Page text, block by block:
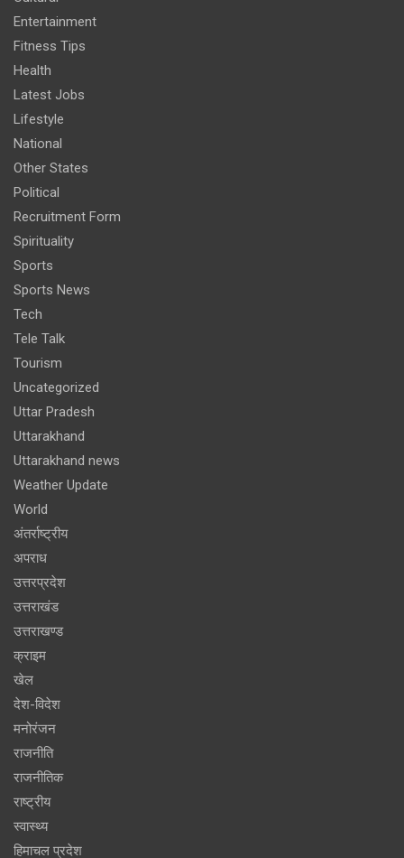
Entertainment
Fitness Tips
Health
Latest Jobs
Lifestyle
National
Other States
Political
Recruitment Form
Spirituality
Sports
Sports News
Tech
Tele Talk
Tourism
Uncategorized
Uttar Pradesh
Uttarakhand
Uttarakhand news
Weather Update
World
अंतर्राष्ट्रीय
अपराध
उत्तरप्रदेश
उत्तराखंड
उत्तराखण्ड
क्राइम
खेल
देश-विदेश
मनोरंजन
राजनीति
राजनीतिक
राष्ट्रीय
स्वास्थ्य
हिमाचल प्रदेश